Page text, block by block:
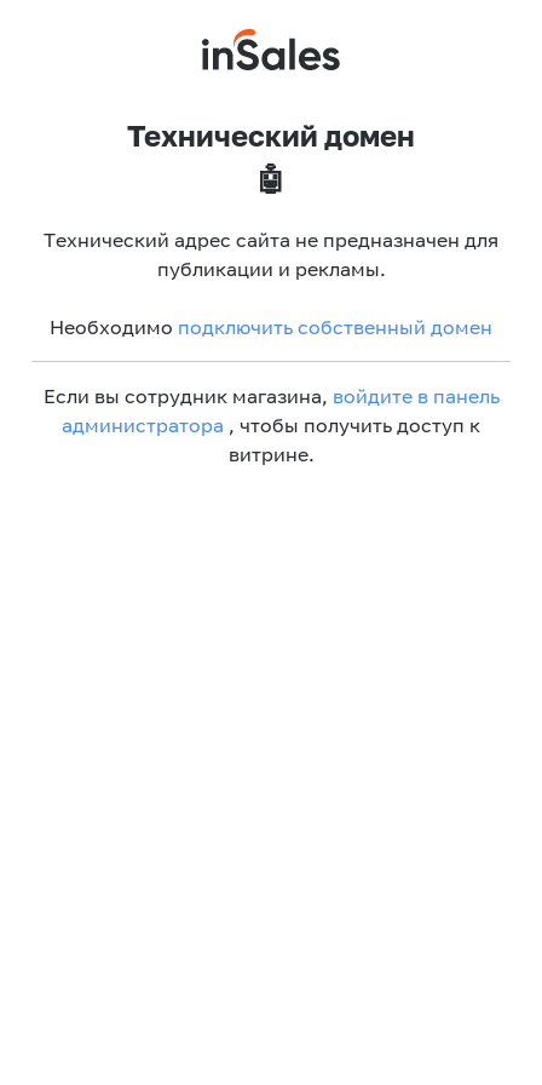
Технический домен
🤖
Технический адрес сайта не предназначен для
публикации и рекламы.
Необходимо подключить собственный домен
Если вы сотрудник магазина, войдите в панель
администратора , чтобы получить доступ к
витрине.